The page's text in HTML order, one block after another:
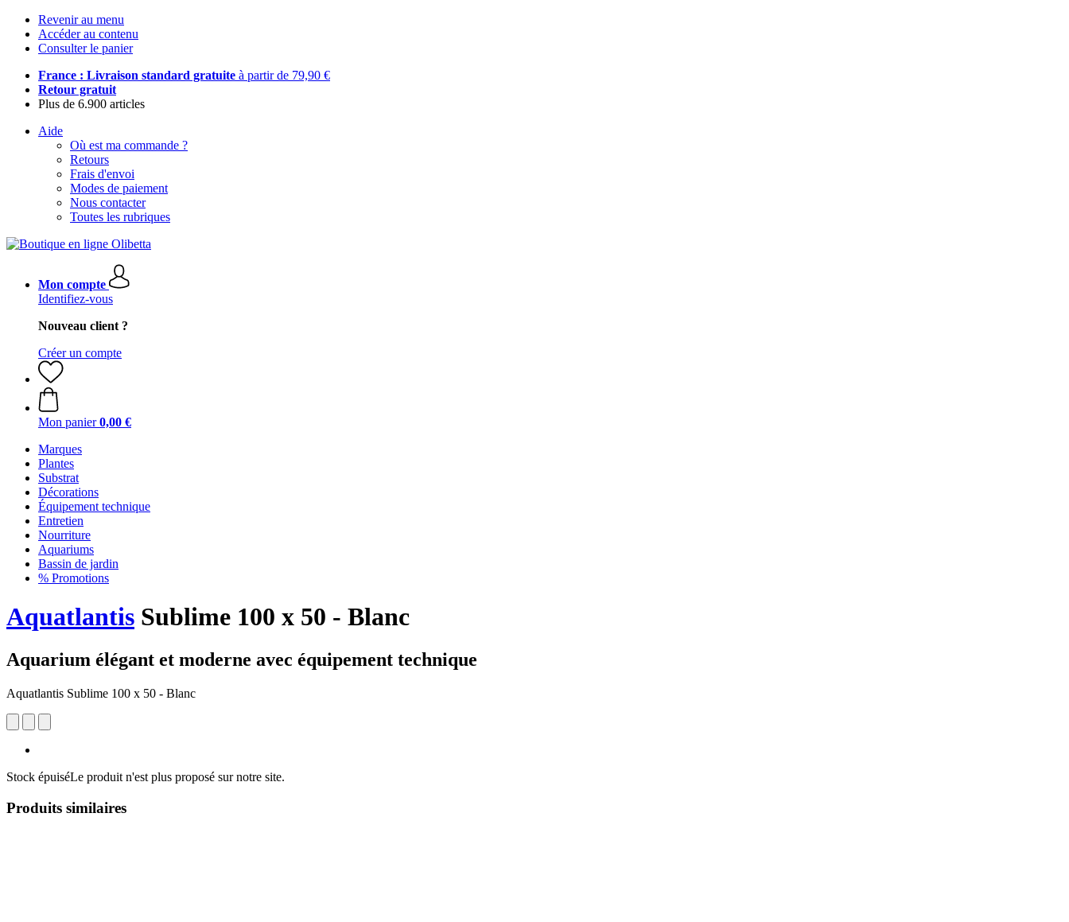
Revenir au menu
Accéder au contenu
Consulter le panier
France : Livraison standard gratuite à partir de 79,90 €
Retour gratuit
Plus de 6.900 articles
Aide
Où est ma commande ?
Retours
Frais d'envoi
Modes de paiement
Nous contacter
Toutes les rubriques
Mon compte
Identifiez-vous
Nouveau client ?
Créer un compte
Mon panier 0,00 €
Marques
Plantes
Substrat
Décorations
Équipement technique
Entretien
Nourriture
Aquariums
Bassin de jardin
% Promotions
Aquatlantis Sublime 100 x 50 - Blanc
Aquarium élégant et moderne avec équipement technique
Aquatlantis Sublime 100 x 50 - Blanc
Stock épuiséLe produit n'est plus proposé sur notre site.
Produits similaires